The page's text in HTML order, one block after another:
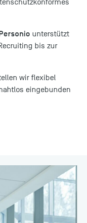
unterstützt
bis zur
wir flexibel
eingebunden